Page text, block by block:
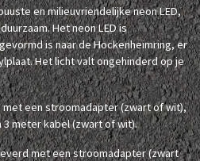
en milieuvriendelijke neon LED,
Het neon LED is
is naar de Hockenheimring, er
Het licht valt ongehinderd op je
een stroomadapter (zwart of wit),
meter kabel (zwart of wit).
met een stroomadapter (zwart